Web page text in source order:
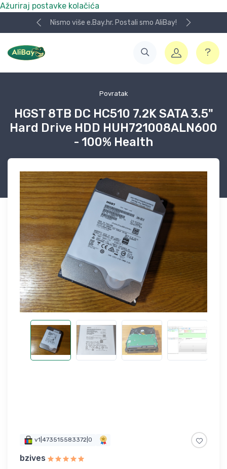
Ažuriraj postavke kolačića
Nismo više e.Bay.hr. Postali smo AliBay!
Povratak
HGST 8TB DC HC510 7.2K SATA 3.5"
Hard Drive HDD HUH721008ALN600
- 100% Health
v1|473515583372|0
bzives